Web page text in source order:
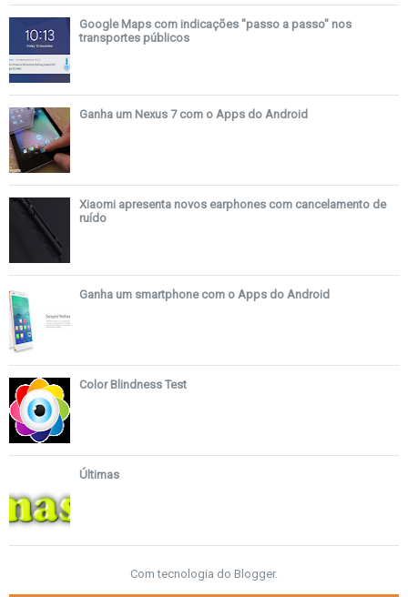
Google Maps com indicações "passo a passo" nos
transportes públicos
Ganha um Nexus 7 com o Apps do Android
Xiaomi apresenta novos earphones com cancelamento de
ruído
Ganha um smartphone com o Apps do Android
Color Blindness Test
Últimas
Com tecnologia do Blogger.